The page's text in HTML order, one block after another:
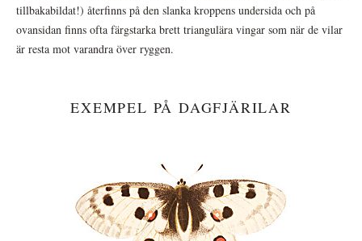
tillbakabildat!) återfinns på den slanka kroppens undersida och på
ovansidan finns ofta färgstarka brett triangulära vingar som när de vilar
är resta mot varandra över ryggen.
EXEMPEL PÅ DAGFJÄRILAR